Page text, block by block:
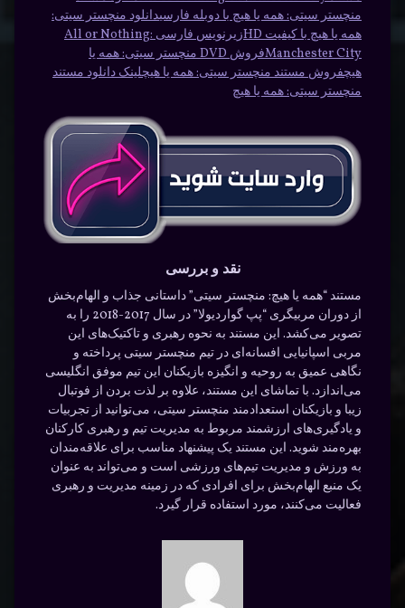
منچستر سیتی: همه یا هیچ با دوبله فارسیدانلود منچستر سیتی:
همه یا هیچ با کیفیت HD
زیرنویس فارسی All or Nothing:
Manchester City
فروش DVD منچستر سیتی: همه یا
هیچفروش مستند منچستر سیتی: همه یا هیچلینک دانلود مستند
منچستر سیتی: همه یا هیچ
نقد و بررسی
مستند “همه یا هیچ: منچستر سیتی” داستانی جذاب و الهام‌بخش
از دوران مربیگری “پپ گواردیولا” در سال 2017-2018 را به
تصویر می‌کشد. این مستند به نحوه رهبری و تاکتیک‌های این
مربی اسپانیایی افسانه‌ای در تیم منچستر سیتی پرداخته و
نگاهی عمیق به روحیه و انگیزه بازیکنان این تیم موفق انگلیسی
می‌اندازد. با تماشای این مستند، علاوه بر لذت بردن از فوتبال
زیبا و بازیکنان استعدادمند منچستر سیتی، می‌توانید از تجربیات
و یادگیری‌های ارزشمند مربوط به مدیریت تیم و رهبری کارکنان
بهره‌مند شوید. این مستند یک پیشنهاد مناسب برای علاقه‌مندان
به ورزش و مدیریت تیم‌های ورزشی است و می‌تواند به عنوان
یک منبع الهام‌بخش برای افرادی که در زمینه مدیریت و رهبری
فعالیت می‌کنند، مورد استفاده قرار گیرد.